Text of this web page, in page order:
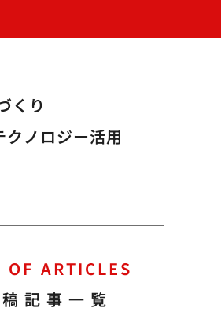
くり
ノロジー活用
OF ARTICLES
記事一覧